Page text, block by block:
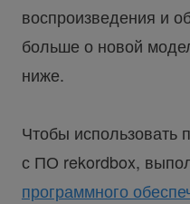
воспроизведения и
больше о новой
ниже.
Чтобы использовать
с ПО rekordbox,
программного